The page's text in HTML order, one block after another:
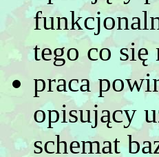
tego co się
praca
opisujący
schemat